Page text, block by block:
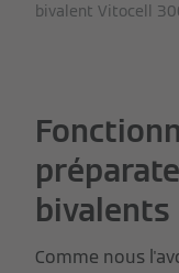
bivalent Vitocell
bivalents
Comme nous